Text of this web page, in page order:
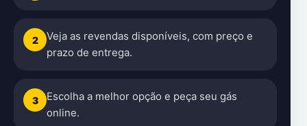
2
Veja as revendas disponíveis, com preço e
prazo de entrega.
3
Escolha a melhor opção e peça seu gás
online.